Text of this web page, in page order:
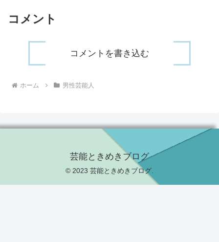
コメント
コメントを書き込む
ホーム 男性芸能人
芸能ときめきブログ
© 2023 芸能ときめきブログ.